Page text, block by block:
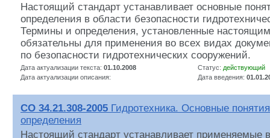
Настоящий стандарт устанавливает основные
определения в области безопасности
Термины и определения, установленные
обязательны для применения во всех видах
по безопасности гидротехнических сооружений.
Дата актуализации текста: 01.10.2008 Статус: действующий
Дата актуализации описания:
Дата введения:
СО 34.21.308-2005 Гидротехника. Основные
определения
Настоящий стандарт устанавливает применяемые